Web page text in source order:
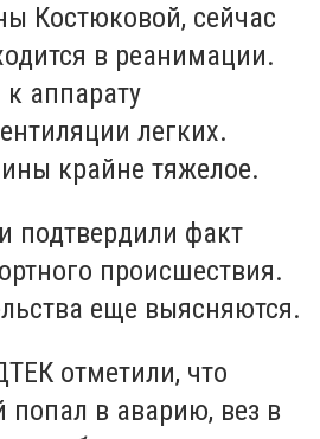
Костюковой, сейчас
в реанимации.
аппарату
легких.
крайне тяжелое.
подтвердили факт
происшествия.
еще выясняются.
отметили, что
попал в аварию, вез в